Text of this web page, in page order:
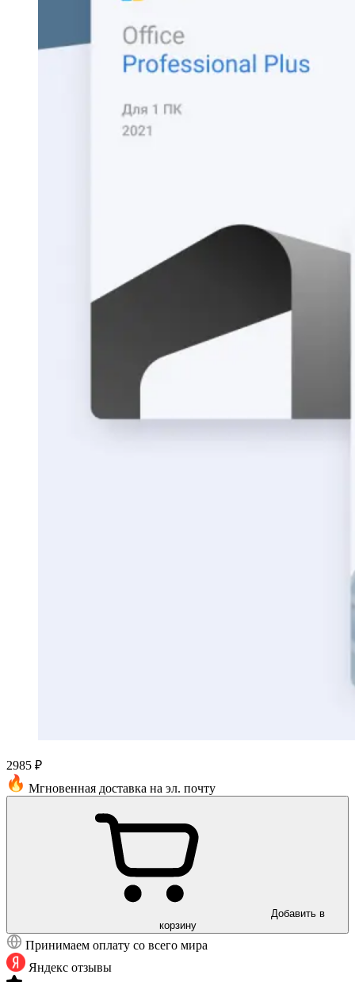
2985 ₽
Мгновенная доставка на эл. почту
Добавить в
корзину
Принимаем оплату со всего мира
Яндекс отзывы